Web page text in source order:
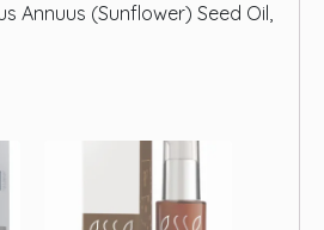
Annuus (Sunflower) Seed Oil,